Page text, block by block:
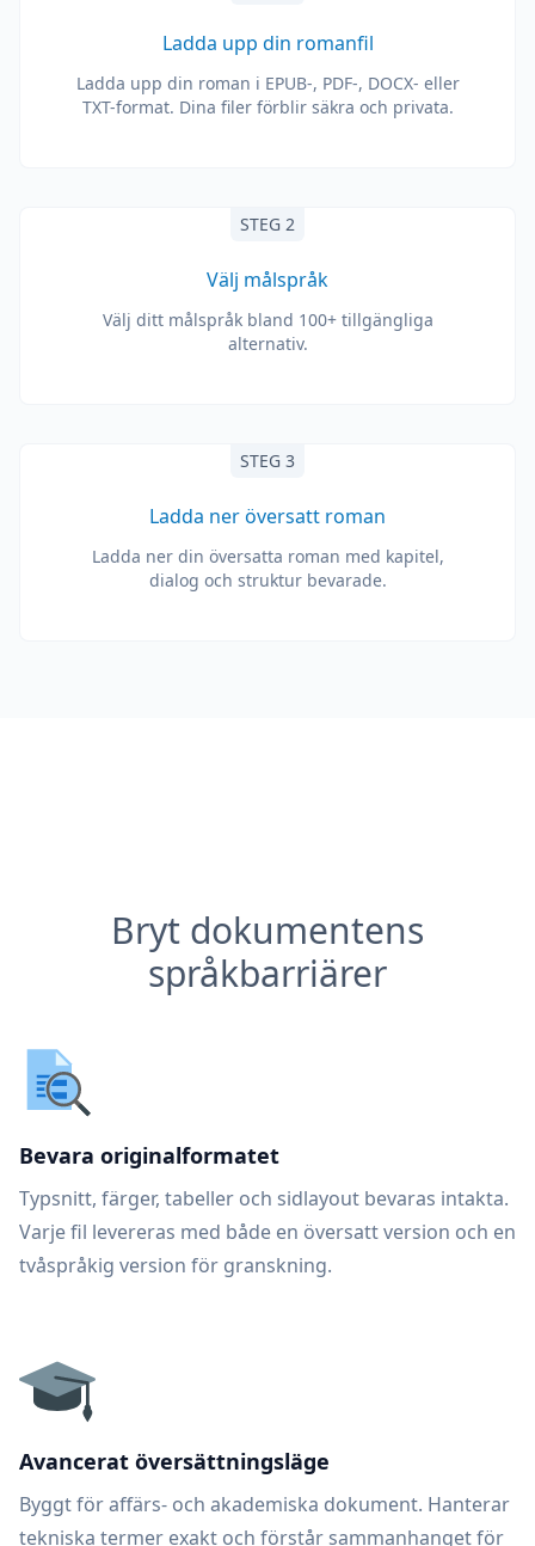
Ladda upp din romanfil
Ladda upp din roman i EPUB-, PDF-, DOCX- eller
TXT-format. Dina filer förblir säkra och privata.
STEG 2
Välj målspråk
Välj ditt målspråk bland 100+ tillgängliga
alternativ.
STEG 3
Ladda ner översatt roman
Ladda ner din översatta roman med kapitel,
dialog och struktur bevarade.
Bryt dokumentens
språkbarriärer
Bevara originalformatet
Typsnitt, färger, tabeller och sidlayout bevaras intakta.
Varje fil levereras med både en översatt version och en
tvåspråkig version för granskning.
Avancerat översättningsläge
Byggt för affärs- och akademiska dokument. Hanterar
tekniska termer exakt och förstår sammanhanget för